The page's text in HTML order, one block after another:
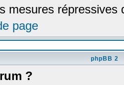
mesures répressives
page
phpBB 2
?